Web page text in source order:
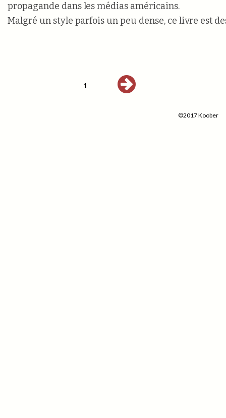
propagande dans les médias américains.
Malgré un style parfois un peu dense, ce livre est
1
©2017 Koober